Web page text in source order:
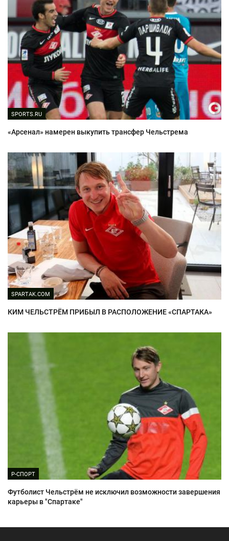
SPORTS.RU
«Арсенал» намерен выкупить трансфер Чельстрема
SPARTAK.COM
КИМ ЧЕЛЬСТРЁМ ПРИБЫЛ В РАСПОЛОЖЕНИЕ «СПАРТАКА»
Р-СПОРТ
Футболист Чельстрём не исключил возможности завершения
карьеры в "Спартаке"